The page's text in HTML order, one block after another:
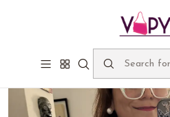
Bienvenidos a Vapy's,